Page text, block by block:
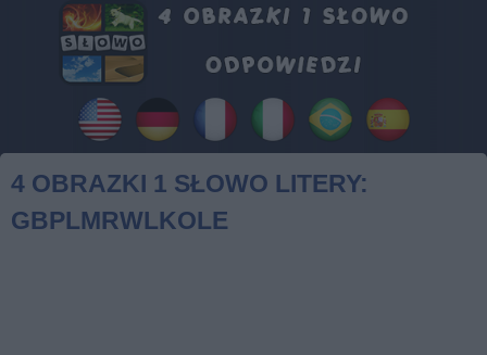
4 OBRAZKI 1 SŁOWO LITERY:
GBPLMRWLKOLE